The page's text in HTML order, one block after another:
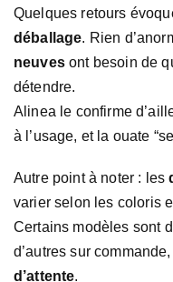
Quelques retours
déballage. Rien
neuvesont besoin de
détendre.
Alinea le confirme
à l’usage, et la ouate
Autre point à noter : les
varier selon les coloris
Certains modèles sont
d’autres sur
d’attente.